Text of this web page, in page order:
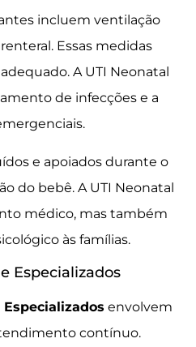
incluem ventilação
Essas medidas
A UTI Neonatal
de infecções e a
e apoiados durante o
do bebê. A UTI Neonatal
médico, mas também
às famílias.
Especializados
envolvem
contínuo.